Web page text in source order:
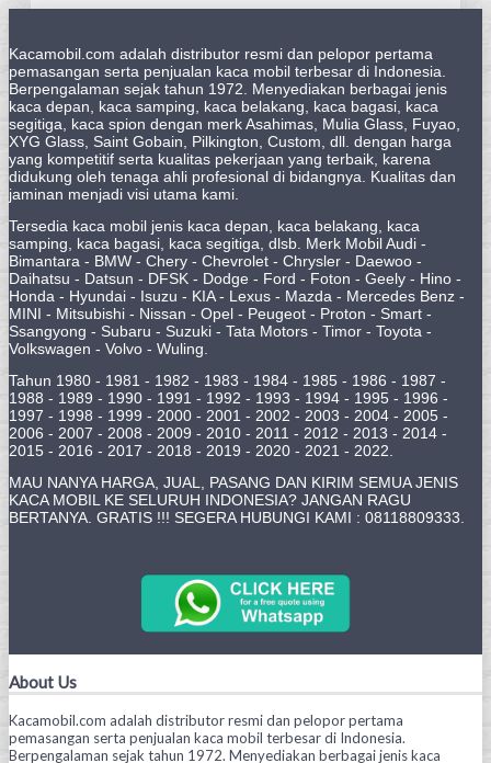
Kacamobil.com adalah distributor resmi dan pelopor pertama
pemasangan serta penjualan kaca mobil terbesar di Indonesia.
Berpengalaman sejak tahun 1972. Menyediakan berbagai jenis
kaca depan, kaca samping, kaca belakang, kaca bagasi, kaca
segitiga, kaca spion dengan merk Asahimas, Mulia Glass, Fuyao,
XYG Glass, Saint Gobain, Pilkington, Custom, dll. dengan harga
yang kompetitif serta kualitas pekerjaan yang terbaik, karena
didukung oleh tenaga ahli profesional di bidangnya. Kualitas dan
jaminan menjadi visi utama kami.
Tersedia kaca mobil jenis kaca depan, kaca belakang, kaca
samping, kaca bagasi, kaca segitiga, dlsb. Merk Mobil Audi -
Bimantara - BMW - Chery - Chevrolet - Chrysler - Daewoo -
Daihatsu - Datsun - DFSK - Dodge - Ford - Foton - Geely - Hino -
Honda - Hyundai - Isuzu - KIA - Lexus - Mazda - Mercedes Benz -
MINI - Mitsubishi - Nissan - Opel - Peugeot - Proton - Smart -
Ssangyong - Subaru - Suzuki - Tata Motors - Timor - Toyota -
Volkswagen - Volvo - Wuling.
Tahun 1980 - 1981 - 1982 - 1983 - 1984 - 1985 - 1986 - 1987 -
1988 - 1989 - 1990 - 1991 - 1992 - 1993 - 1994 - 1995 - 1996 -
1997 - 1998 - 1999 - 2000 - 2001 - 2002 - 2003 - 2004 - 2005 -
2006 - 2007 - 2008 - 2009 - 2010 - 2011 - 2012 - 2013 - 2014 -
2015 - 2016 - 2017 - 2018 - 2019 - 2020 - 2021 - 2022.
MAU NANYA HARGA, JUAL, PASANG DAN KIRIM SEMUA JENIS
KACA MOBIL KE SELURUH INDONESIA? JANGAN RAGU
BERTANYA. GRATIS !!! SEGERA HUBUNGI KAMI : 08118809333.
About Us
Kacamobil.com adalah distributor resmi dan pelopor pertama
pemasangan serta penjualan kaca mobil terbesar di Indonesia.
Berpengalaman sejak tahun 1972. Menyediakan berbagai jenis kaca